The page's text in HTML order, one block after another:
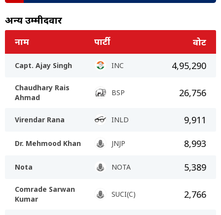
अन्य उम्मीदवार
नाम पार्टी वोट
Capt. Ajay Singh INC 4,95,290
Chaudhary Rais
Ahmad
BSP 26,756
Virendar Rana INLD 9,911
Dr. Mehmood Khan JNJP 8,993
Nota NOTA 5,389
Comrade Sarwan
Kumar
SUCI(C) 2,766